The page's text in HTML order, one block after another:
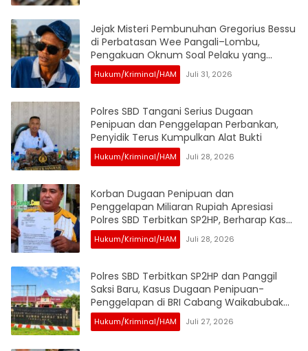
Jejak Misteri Pembunuhan Gregorius Bessu
di Perbatasan Wee Pangali–Lombu,
Pengakuan Oknum Soal Pelaku yang
Disebut Sudah Dibantai Jadi Sorotan
Hukum/Kriminal/HAM Juli 31, 2026
Polres SBD Tangani Serius Dugaan
Penipuan dan Penggelapan Perbankan,
Penyidik Terus Kumpulkan Alat Bukti
Hukum/Kriminal/HAM Juli 28, 2026
Korban Dugaan Penipuan dan
Penggelapan Miliaran Rupiah Apresiasi
Polres SBD Terbitkan SP2HP, Berharap Kasus
Segera Naik ke Penyidikan
Hukum/Kriminal/HAM Juli 28, 2026
Polres SBD Terbitkan SP2HP dan Panggil
Saksi Baru, Kasus Dugaan Penipuan-
Penggelapan di BRI Cabang Waikabubak
Terus Bergulir
Hukum/Kriminal/HAM Juli 27, 2026